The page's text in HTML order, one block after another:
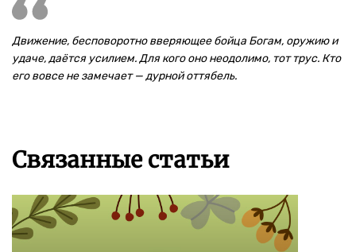
Движение, бесповоротно вверяющее бойца Богам, оружию и
удаче, даётся усилием. Для кого оно неодолимо, тот трус. Кто
его вовсе не замечает — дурной оттябель.
Связанные статьи